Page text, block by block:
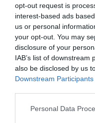
opt-out request is
interest-based ads
us or personal
your opt-out. You may
disclosure of your
IAB’s list of
also be disclosed by us
Downstream Participants
Personal Data
La Gaceta.
EnColombia , en las
impuso el partido de
Con el 93,77% de
logró 27 escaños, el
Partido Liberal, 18;
Polo, 8 y el Partido
Espectador. Por otra